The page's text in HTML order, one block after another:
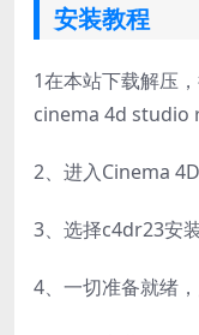
安装教程
1在本站下载解压
cinema 4d studio
2、进入Cinema
3、选择c4dr23安
4、一切准备就绪，